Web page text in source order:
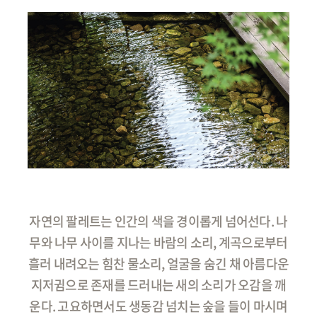
자연의 팔레트는 인간의 색을 경이롭게 넘어선다. 나
무와 나무 사이를 지나는 바람의 소리, 계곡으로부터
흘러 내려오는 힘찬 물소리, 얼굴을 숨긴 채 아름다운
지저귐으로 존재를 드러내는 새의 소리가 오감을 깨
운다. 고요하면서도 생동감 넘치는 숲을 들이 마시며